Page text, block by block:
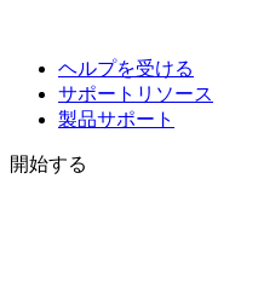
ヘルプを受ける
サポートリソース
製品サポート
開始する